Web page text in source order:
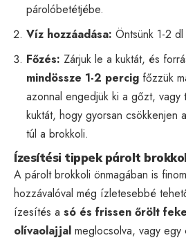
párolóbetétjébe.
Víz hozzáadása: Öntsünk 1-2
Főzés: Zárjuk le a kuktát, és
mindössze 1-2 percig főzzük
azonnal engedjük ki a gőzt, vagy
kuktát, hogy gyorsan csökkenjen
túl a brokkoli.
Ízesítési tippek párolt
A párolt brokkoli önmagában is
hozzávalóval még ízletesebbé
ízesítés a só és frissen őrölt
olívaolajjal meglocsolva, vagy egy